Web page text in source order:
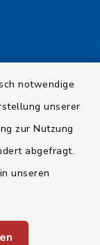
notwendige
unserer
zur Nutzung
abgefragt.
unseren